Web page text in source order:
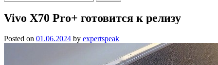
Vivo X70 Pro+ готовится к релизу
Posted on 01.06.2024 by expertspeak